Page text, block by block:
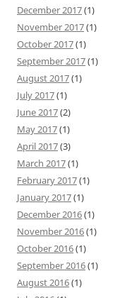
December 2017(1)
November 2017(1)
October 2017(1)
September 2017(1)
August 2017(1)
July 2017(1)
June 2017(2)
May 2017(1)
April 2017(3)
March 2017(1)
February 2017(1)
January 2017(1)
December 2016(1)
November 2016(1)
October 2016(1)
September 2016(1)
August 2016(1)